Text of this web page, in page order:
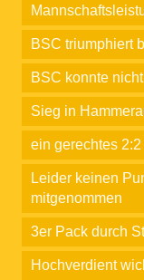
BSC triumphiert
BSC konnte
Sieg in
ein gerechtes
Leider keinen
mitgenommen
3er Pack durch
Hochverdient